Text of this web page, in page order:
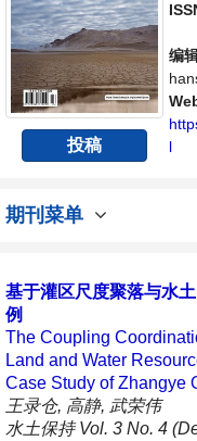
投稿
评
讨
流
编
l
期刊菜单
基于灌区尺度聚落与水
例
The Coupling
Land and Water
Case Study of Zhangye
王录仓, 高静, 武荣伟
水土保持 Vol. 3 No. 4